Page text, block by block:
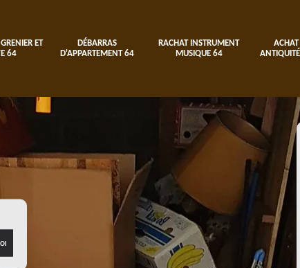
ET
64
DÉBARRAS
D'APPARTEMENT 64
RACHAT INSTRUMENT
MUSIQUE 64
ACHAT